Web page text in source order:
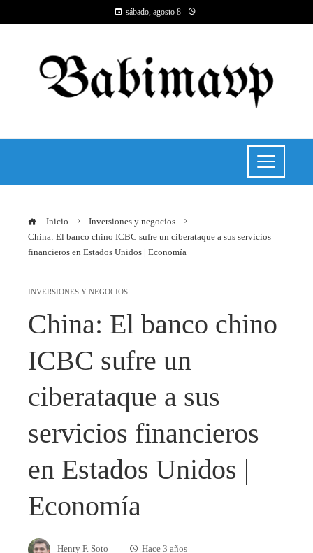
sábado, agosto 8
Inicio
Inversiones y negocios
China: El banco chino ICBC sufre un ciberataque a sus servicios
financieros en Estados Unidos | Economía
INVERSIONES Y NEGOCIOS
China: El banco chino
ICBC sufre un
ciberataque a sus
servicios financieros
en Estados Unidos |
Economía
Henry F. Soto Hace 3 años